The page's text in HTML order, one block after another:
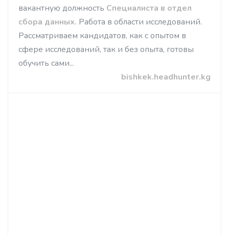
вакантную должность Специалиста в отдел
сбора данных. Работа в области исследований.
Рассматриваем кандидатов, как с опытом в
сфере исследований, так и без опыта, готовы
обучить сами...
bishkek.headhunter.kg